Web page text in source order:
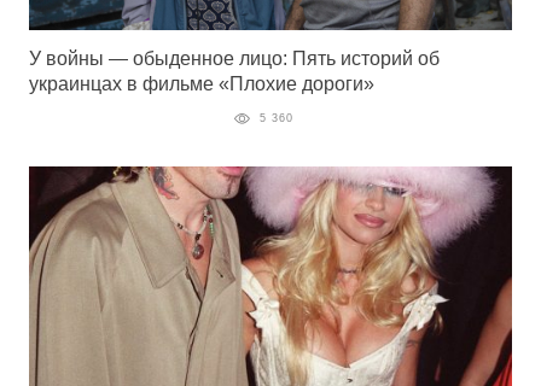
У войны — обыденное лицо: Пять историй об
украинцах в фильме «Плохие дороги»
5 360